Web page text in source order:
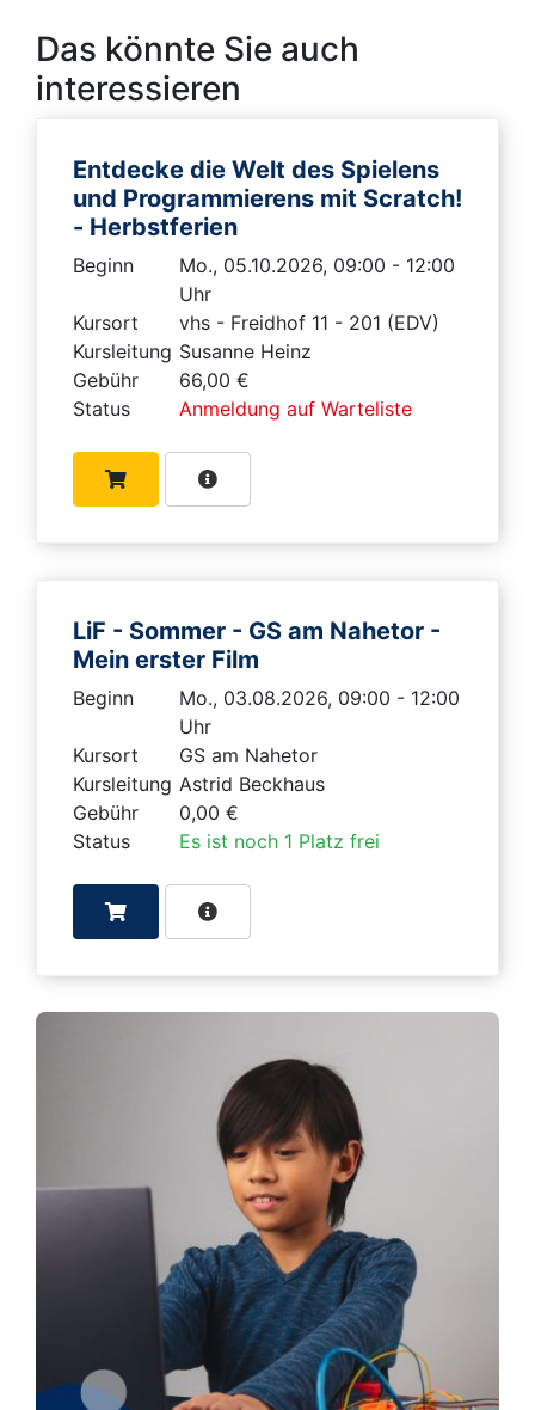
Das könnte Sie auch
interessieren
Entdecke die Welt des Spielens
und Programmierens mit Scratch!
- Herbstferien
Beginn
Mo., 05.10.2026, 09:00 - 12:00
Uhr
Kursort
vhs - Freidhof 11 - 201 (EDV)
Kursleitung Susanne Heinz
Gebühr
66,00 €
Status
Anmeldung auf Warteliste
LiF - Sommer - GS am Nahetor -
Mein erster Film
Beginn
Mo., 03.08.2026, 09:00 - 12:00
Uhr
Kursort
GS am Nahetor
Kursleitung Astrid Beckhaus
Gebühr
0,00 €
Status
Es ist noch 1 Platz frei